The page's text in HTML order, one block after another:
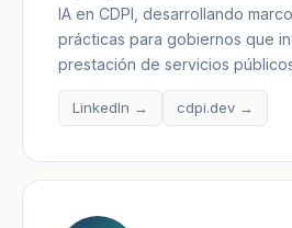
IA en CDPI, desarrollando
prácticas para gobiernos que
prestación de servicios
LinkedIn → cdpi.dev →